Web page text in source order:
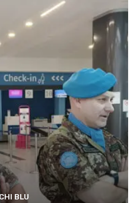
BLU